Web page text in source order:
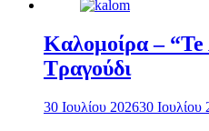
Καλομοίρα –
Τραγούδι
30 Ιουλίου 202630 Ιουλίου